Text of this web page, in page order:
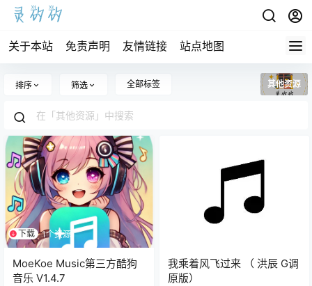
关于本站 免责声明 友情链接 站点地图
排序 筛选 全部标签 其他资源
下载 1个资源
MoeKoe Music第三方酷狗
音乐 V1.4.7
我乘着风飞过来 （ 洪辰 G调
原版）